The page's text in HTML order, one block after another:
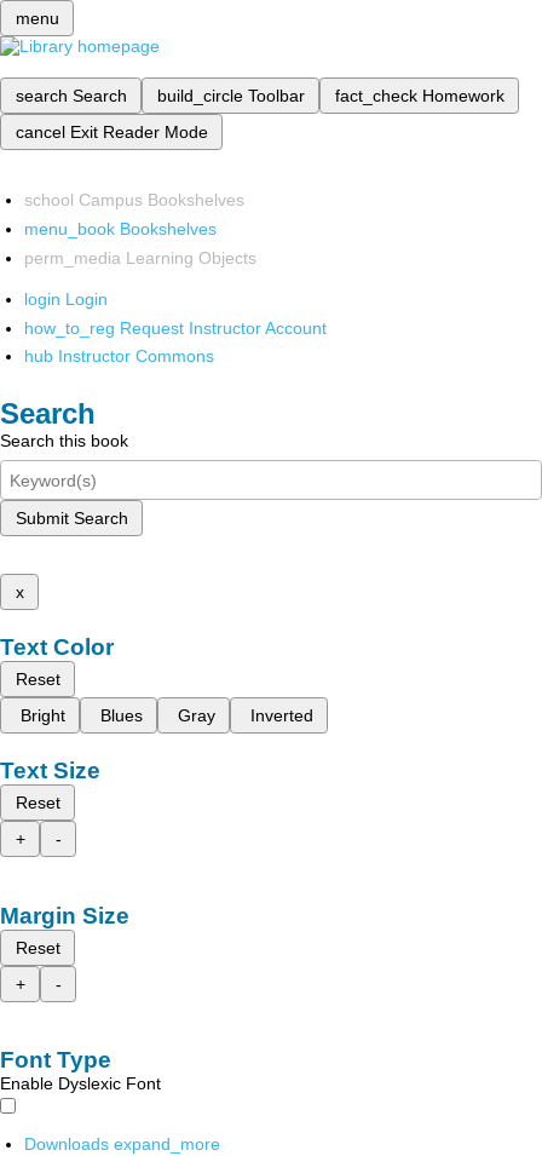
menu
search Search build_circle Toolbar fact_check Homework
cancel Exit Reader Mode
school Campus Bookshelves
menu_book Bookshelves
perm_media Learning Objects
login Login
how_to_reg Request Instructor Account
hub Instructor Commons
Search
Search this book
Submit Search
x
Text Color
Reset
Bright
Blues Gray Inverted
Text Size
Reset
+
-
Margin Size
Reset
+
-
Font Type
Enable Dyslexic Font
Downloads expand_more